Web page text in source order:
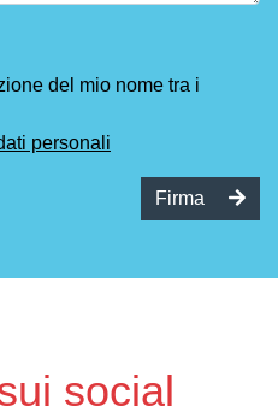
del mio nome tra i
personali
Firma
social